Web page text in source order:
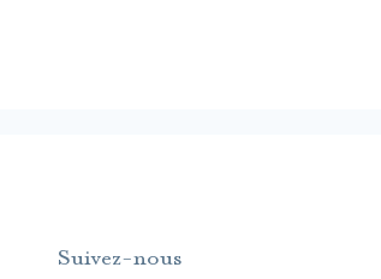
Suivez-nous